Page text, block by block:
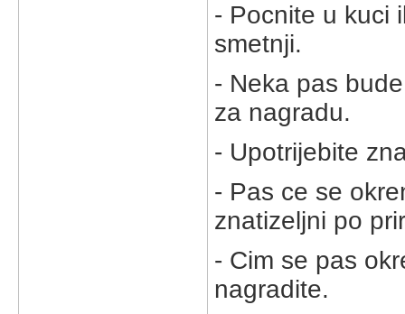
- Pocnite u kuci
smetnji.
- Neka pas
za nagradu.
- Upotrijebite
- Pas ce se
znatizeljni po
- Cim se pas
nagradite.